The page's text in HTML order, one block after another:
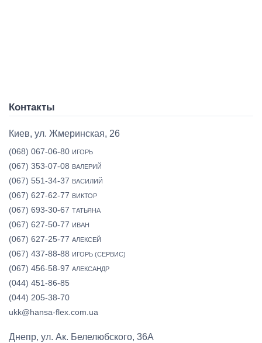
Контакты
Киев, ул. Жмеринская, 26
(068) 067-06-80 ИГОРЬ
(067) 353-07-08 ВАЛЕРИЙ
(067) 551-34-37 ВАСИЛИЙ
(067) 627-62-77 ВИКТОР
(067) 693-30-67 ТАТЬЯНА
(067) 627-50-77 ИВАН
(067) 627-25-77 АЛЕКСЕЙ
(067) 437-88-88 ИГОРЬ (СЕРВИС)
(067) 456-58-97 АЛЕКСАНДР
(044) 451-86-85
(044) 205-38-70
ukk@hansa-flex.com.ua
Днепр, ул. Ак. Белелюбского, 36А